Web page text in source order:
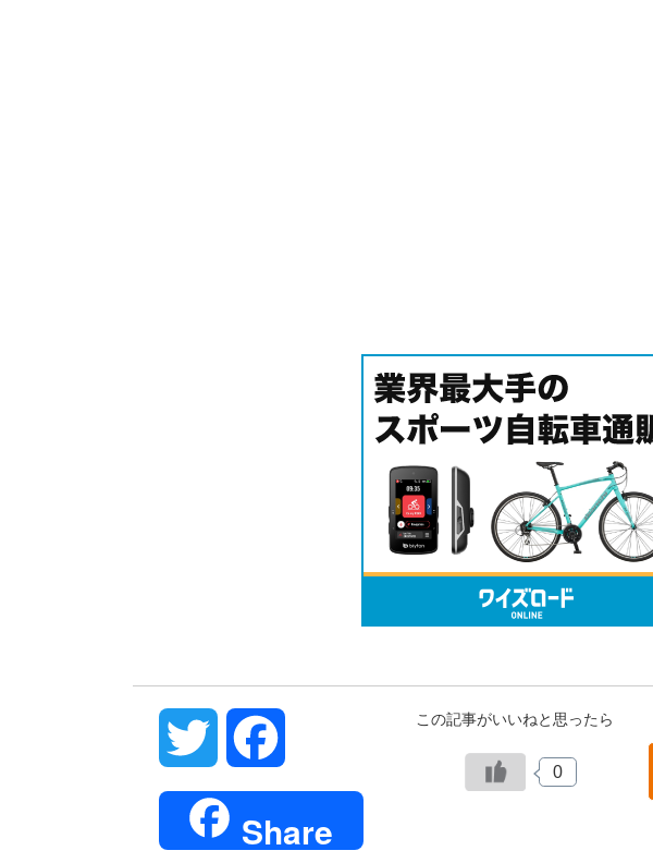
Twitter
Share
この記事がいいねと思ったら
0